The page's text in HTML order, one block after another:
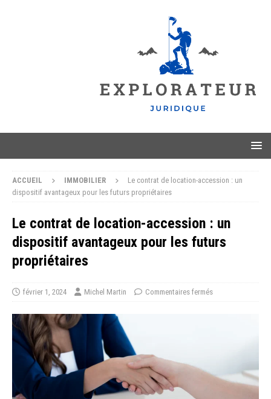
ACCUEIL IMMOBILIER
Le contrat de location-accession : un
dispositif avantageux pour les futurs propriétaires
Le contrat de location-accession : un
dispositif avantageux pour les futurs
propriétaires
février 1, 2024 Michel Martin Commentaires fermés